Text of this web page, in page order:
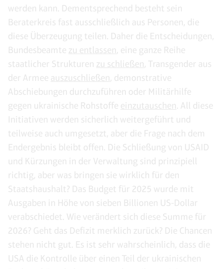
werden kann. Dementsprechend besteht sein
Beraterkreis fast ausschließlich aus Personen, die
diese Überzeugung teilen. Daher die Entscheidungen,
Bundesbeamte zu entlassen, eine ganze Reihe
staatlicher Strukturen zu schließen, Transgender aus
der Armee auszuschließen, demonstrative
Abschiebungen durchzuführen oder Militärhilfe
gegen ukrainische Rohstoffe einzutauschen . All diese
Initiativen werden sicherlich weitergeführt und
teilweise auch umgesetzt, aber die Frage nach dem
Endergebnis bleibt offen. Die Schließung von USAID
und Kürzungen in der Verwaltung sind prinzipiell
richtig, aber was bringen sie wirklich für den
Staatshaushalt? Das Budget für 2025 wurde mit
Ausgaben in Höhe von sieben Billionen US-Dollar
verabschiedet. Wie verändert sich diese Summe für
2026? Geht das Defizit merklich zurück? Die Chancen
stehen nicht gut. Es ist sehr wahrscheinlich, dass die
USA die Kontrolle über einen Teil der ukrainischen